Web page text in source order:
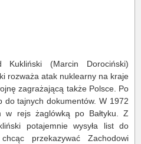
(Marcin Dorociński)
rozważa atak nuklearny na kraje
zagrażającą także Polsce. Po
do tajnych dokumentów. W 1972
w rejs żaglówką po Bałtyku. Z
potajemnie wysyła list do
przekazywać Zachodowi